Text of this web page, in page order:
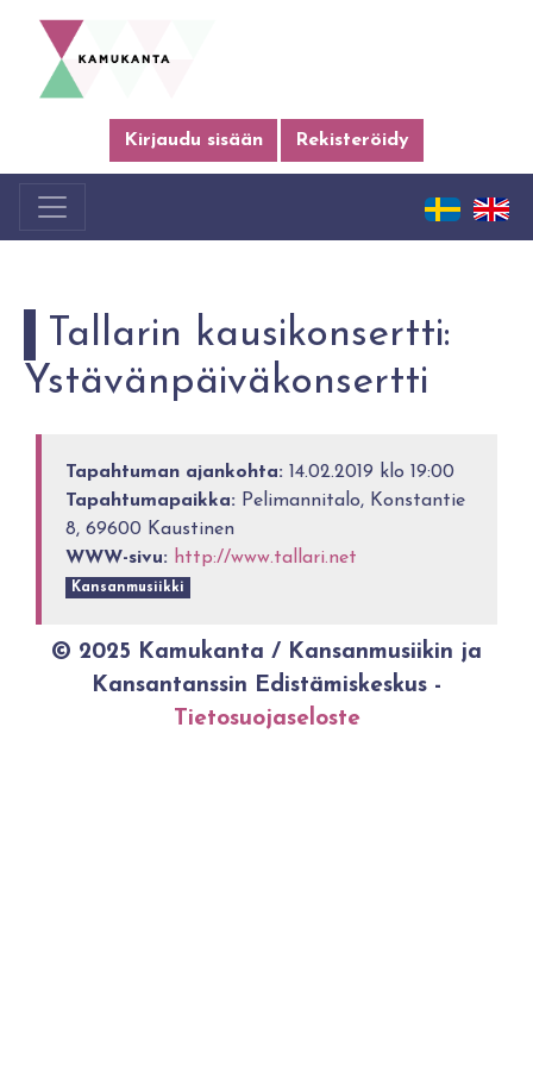
Kirjaudu sisään Rekisteröidy
Tallarin kausikonsertti:
Ystävänpäiväkonsertti
Tapahtuman ajankohta: 14.02.2019 klo 19:00
Tapahtumapaikka: Pelimannitalo, Konstantie
8, 69600 Kaustinen
WWW-sivu: http://www.tallari.net
Kansanmusiikki
© 2025 Kamukanta / Kansanmusiikin ja
Kansantanssin Edistämiskeskus -
Tietosuojaseloste